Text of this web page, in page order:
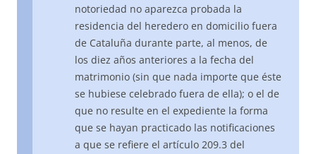
notoriedad no aparezca probada la
residencia del heredero en domicilio fuera
de Cataluña durante parte, al menos, de
los diez años anteriores a la fecha del
matrimonio (sin que nada importe que éste
se hubiese celebrado fuera de ella); o el de
que no resulte en el expediente la forma
que se hayan practicado las notificaciones
a que se refiere el artículo 209.3 del